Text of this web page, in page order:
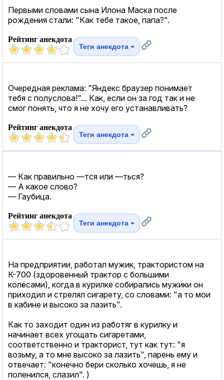
Первыми словами сына Илона Маска после
рождения стали: "Как тебе такое, папа?".
Рейтинг анекдота
Теги анекдота
Очередная реклама: "Яндекс браузер понимает
тебя с полуслова!"... Как, если он за год так и не
смог понять, что я не хочу его устанавливать?
Рейтинг анекдота
Теги анекдота
— Как правильно —тся или —ться?
— А какое слово?
— Гаубица.
Рейтинг анекдота
Теги анекдота
На предприятии, работал мужик, трактористом на
К-700 (здоровенный трактор с большими
колёсами), когда в курилке собирались мужики он
приходил и стрелял сигарету, со словами: "а то мои
в кабине и высоко за лазить".
Как то заходит один из работяг в курилку и
начинает всех угощать сигаретами,
соответственно и тракторист, тут как тут: "я
возьму, а то мне высоко за лазить", парень ему и
отвечает: "конечно бери сколько хочешь, я не
поленился, слазил". )